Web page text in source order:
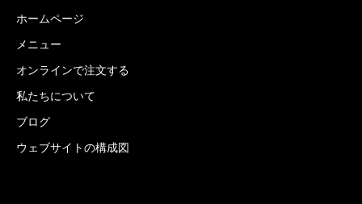
ホームページ
メニュー
オンラインで注文する
私たちについて
ブログ
ウェブサイトの構成図